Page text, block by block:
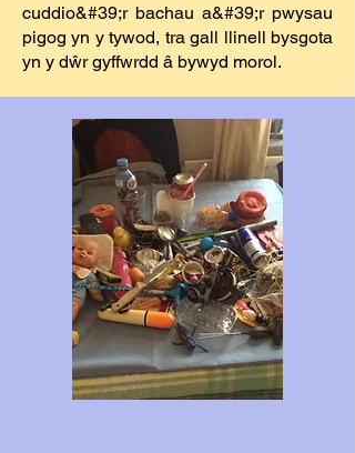
cuddio&#39;r bachau a&#39;r pwysau
pigog yn y tywod, tra gall llinell bysgota
yn y dŵr gyffwrdd â bywyd morol.